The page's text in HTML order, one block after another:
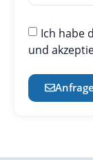
Ich habe
und